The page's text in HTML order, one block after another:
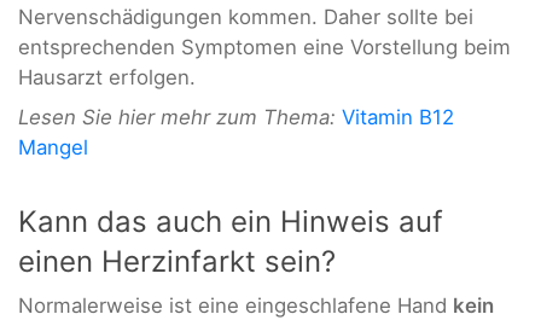
Nervenschädigungen kommen. Daher sollte bei
entsprechenden Symptomen eine Vorstellung beim
Hausarzt erfolgen.
Lesen Sie hier mehr zum Thema: Vitamin B12
Mangel
Kann das auch ein Hinweis auf
einen Herzinfarkt sein?
Normalerweise ist eine eingeschlafene Hand kein